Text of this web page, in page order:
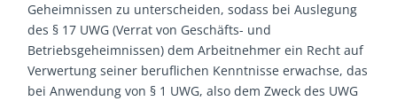
Geheimnissen zu unterscheiden, sodass bei Auslegung
des § 17 UWG (Verrat von Geschäfts- und
Betriebsgeheimnissen) dem Arbeitnehmer ein Recht auf
Verwertung seiner beruflichen Kenntnisse erwachse, das
bei Anwendung von § 1 UWG, also dem Zweck des UWG